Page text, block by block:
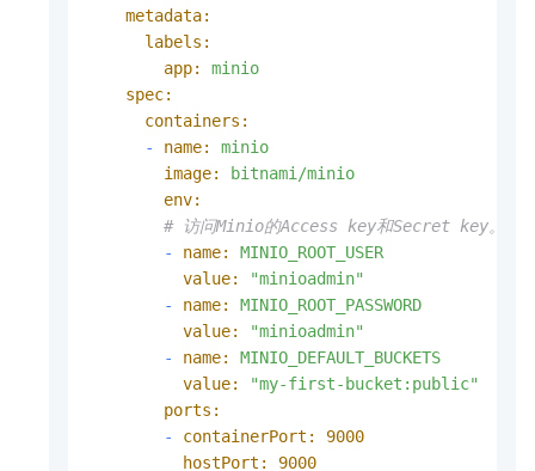
metadata:
labels:
app:
minio
spec:
containers:
-
name:
minio
image:
bitnami/minio
env:
# 访问Minio的Access key和Secret key。
-
name:
MINIO_ROOT_USER
value:
"minioadmin"
-
name:
MINIO_ROOT_PASSWORD
value:
"minioadmin"
-
name:
MINIO_DEFAULT_BUCKETS
value:
"my-first-bucket:public"
ports:
-
containerPort:
9000
hostPort:
9000